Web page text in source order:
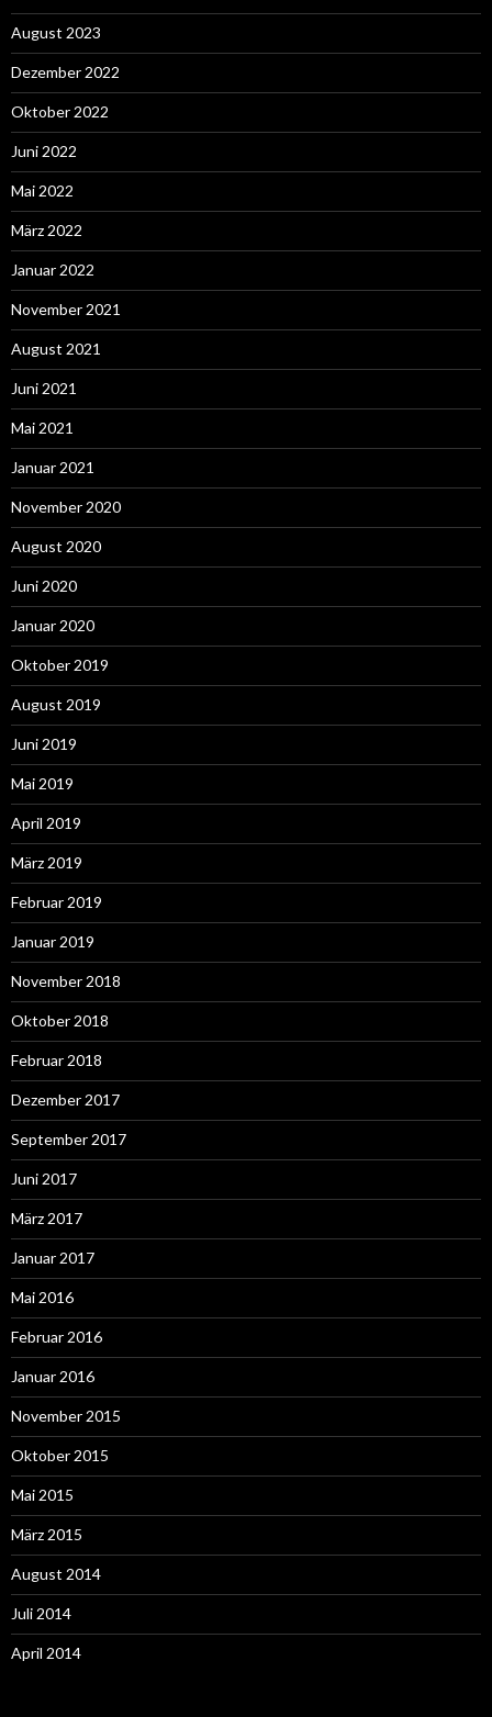
August 2023
Dezember 2022
Oktober 2022
Juni 2022
Mai 2022
März 2022
Januar 2022
November 2021
August 2021
Juni 2021
Mai 2021
Januar 2021
November 2020
August 2020
Juni 2020
Januar 2020
Oktober 2019
August 2019
Juni 2019
Mai 2019
April 2019
März 2019
Februar 2019
Januar 2019
November 2018
Oktober 2018
Februar 2018
Dezember 2017
September 2017
Juni 2017
März 2017
Januar 2017
Mai 2016
Februar 2016
Januar 2016
November 2015
Oktober 2015
Mai 2015
März 2015
August 2014
Juli 2014
April 2014